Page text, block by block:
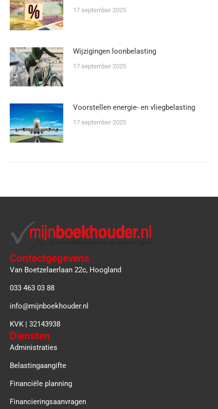
17 september 2025
Wijzigingen loonbelasting
17 september 2025
Voorstellen energie- en vliegbelasting
17 september 2025
Contactgegevens
Van Boetzelaerlaan 22c, Hoogland
033 463 03 88
info@mijnboekhouder.nl
KVK | 32143938
Diensten
Administraties
Belastingaangifte
Financiële planning
Financieringsaanvragen